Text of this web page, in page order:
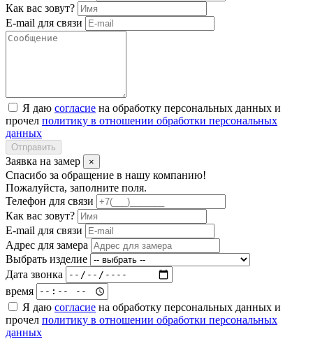
Как вас зовут?
E-mail для связи
Я даю согласие на обработку персональных данных и
прочел политику в отношении обработки персональных
данных
Отправить
Заявка на замер ×
Спасибо за обращение в нашу компанию!
Пожалуйста, заполните поля.
Телефон для связи
Как вас зовут?
E-mail для связи
Адрес для замера
Выбрать изделие
Дата звонка
время
Я даю согласие на обработку персональных данных и
прочел политику в отношении обработки персональных
данных